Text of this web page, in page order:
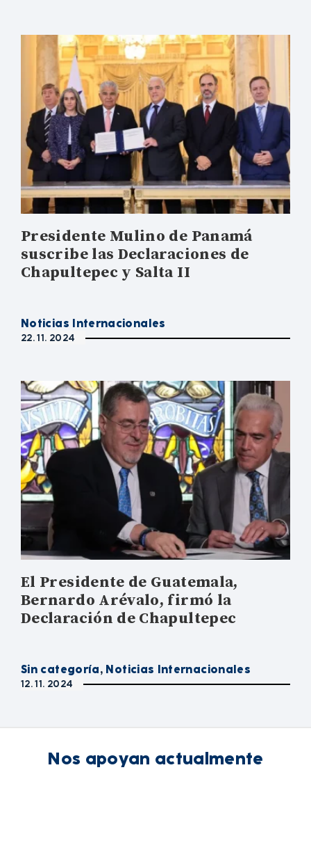
Presidente Mulino de Panamá
suscribe las Declaraciones de
Chapultepec y Salta II
Noticias Internacionales
22. 11. 2024
El Presidente de Guatemala,
Bernardo Arévalo, firmó la
Declaración de Chapultepec
Sin categoría, Noticias Internacionales
12. 11. 2024
Nos apoyan actualmente